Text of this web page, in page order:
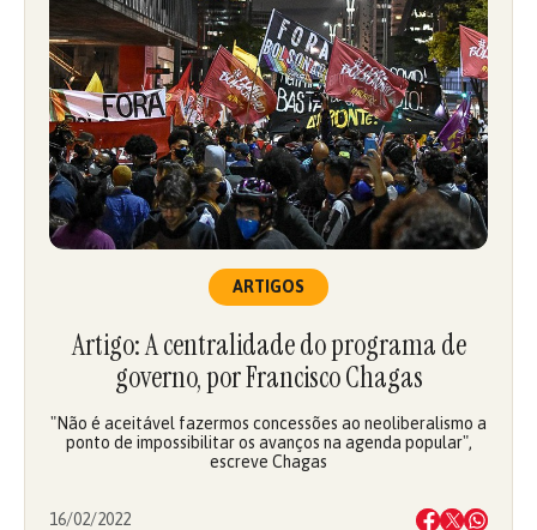
ARTIGOS
Artigo: A centralidade do programa de
governo, por Francisco Chagas
"Não é aceitável fazermos concessões ao neoliberalismo a
ponto de impossibilitar os avanços na agenda popular",
escreve Chagas
16/02/2022